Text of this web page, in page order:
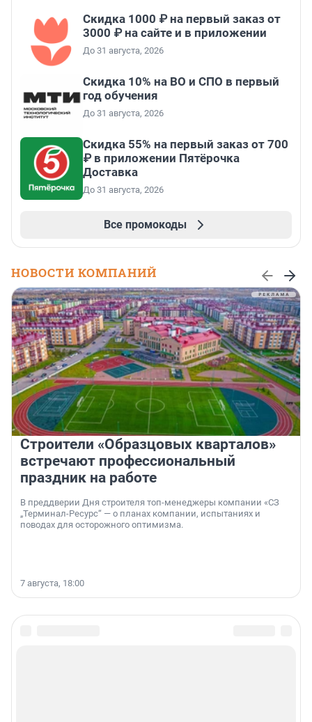
Скидка 1000 ₽ на первый заказ от
3000 ₽ на сайте и в приложении
До 31 августа, 2026
Скидка 10% на ВО и СПО в первый
год обучения
До 31 августа, 2026
Скидка 55% на первый заказ от 700
₽ в приложении Пятёрочка
Доставка
До 31 августа, 2026
Все промокоды
НОВОСТИ КОМПАНИЙ
Строители «Образцовых кварталов»
встречают профессиональный
праздник на работе
В преддверии Дня строителя топ-менеджеры компании «СЗ
„Терминал-Ресурс“ — о планах компании, испытаниях и
поводах для осторожного оптимизма.
7 августа, 18:00